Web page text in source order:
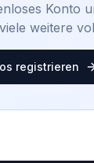
Konto
weitere
registrieren